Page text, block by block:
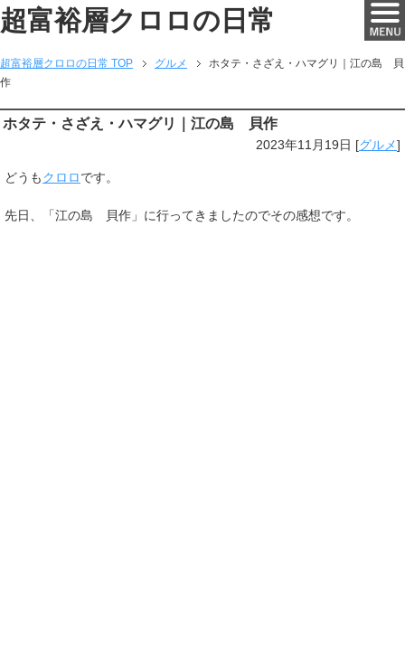
超富裕層クロロの日常
超富裕層クロロの日常 TOP グルメ
ホタテ・さざえ・ハマグリ｜江の島 貝
作
ホタテ・さざえ・ハマグリ｜江の島 貝作
2023年11月19日 [グルメ]
どうもクロロです。
先日、「江の島 貝作」に行ってきましたのでその感想です。